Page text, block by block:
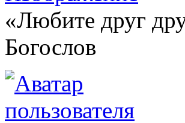
«Любите друг
Богослов